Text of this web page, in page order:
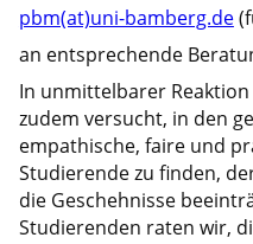
pbm(at)uni-bamberg.de
an entsprechende
In unmittelbarer
zudem versucht, in den
empathische, faire und
Studierende zu finden,
die Geschehnisse
Studierenden raten wir,